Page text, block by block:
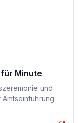
Minute
und